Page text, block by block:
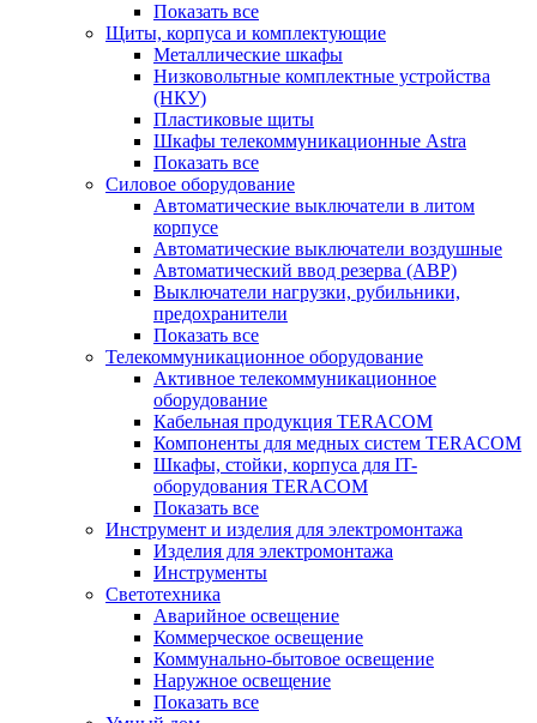
Показать все
Щиты, корпуса и комплектующие
Металлические шкафы
Низковольтные комплектные устройства
(НКУ)
Пластиковые щиты
Шкафы телекоммуникационные Astra
Показать все
Силовое оборудование
Автоматические выключатели в литом
корпусе
Автоматические выключатели воздушные
Автоматический ввод резерва (АВР)
Выключатели нагрузки, рубильники,
предохранители
Показать все
Телекоммуникационное оборудование
Активное телекоммуникационное
оборудование
Кабельная продукция TERACOM
Компоненты для медных систем TERACOM
Шкафы, стойки, корпуса для IT-
оборудования TERACOM
Показать все
Инструмент и изделия для электромонтажа
Изделия для электромонтажа
Инструменты
Светотехника
Аварийное освещение
Коммерческое освещение
Коммунально-бытовое освещение
Наружное освещение
Показать все